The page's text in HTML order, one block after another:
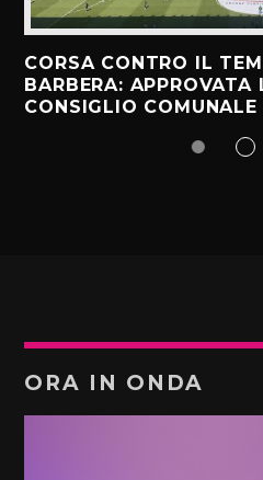
CORSA CONTRO IL
BARBERA: APPROVATA
CONSIGLIO COMUNALE
ORA IN ONDA